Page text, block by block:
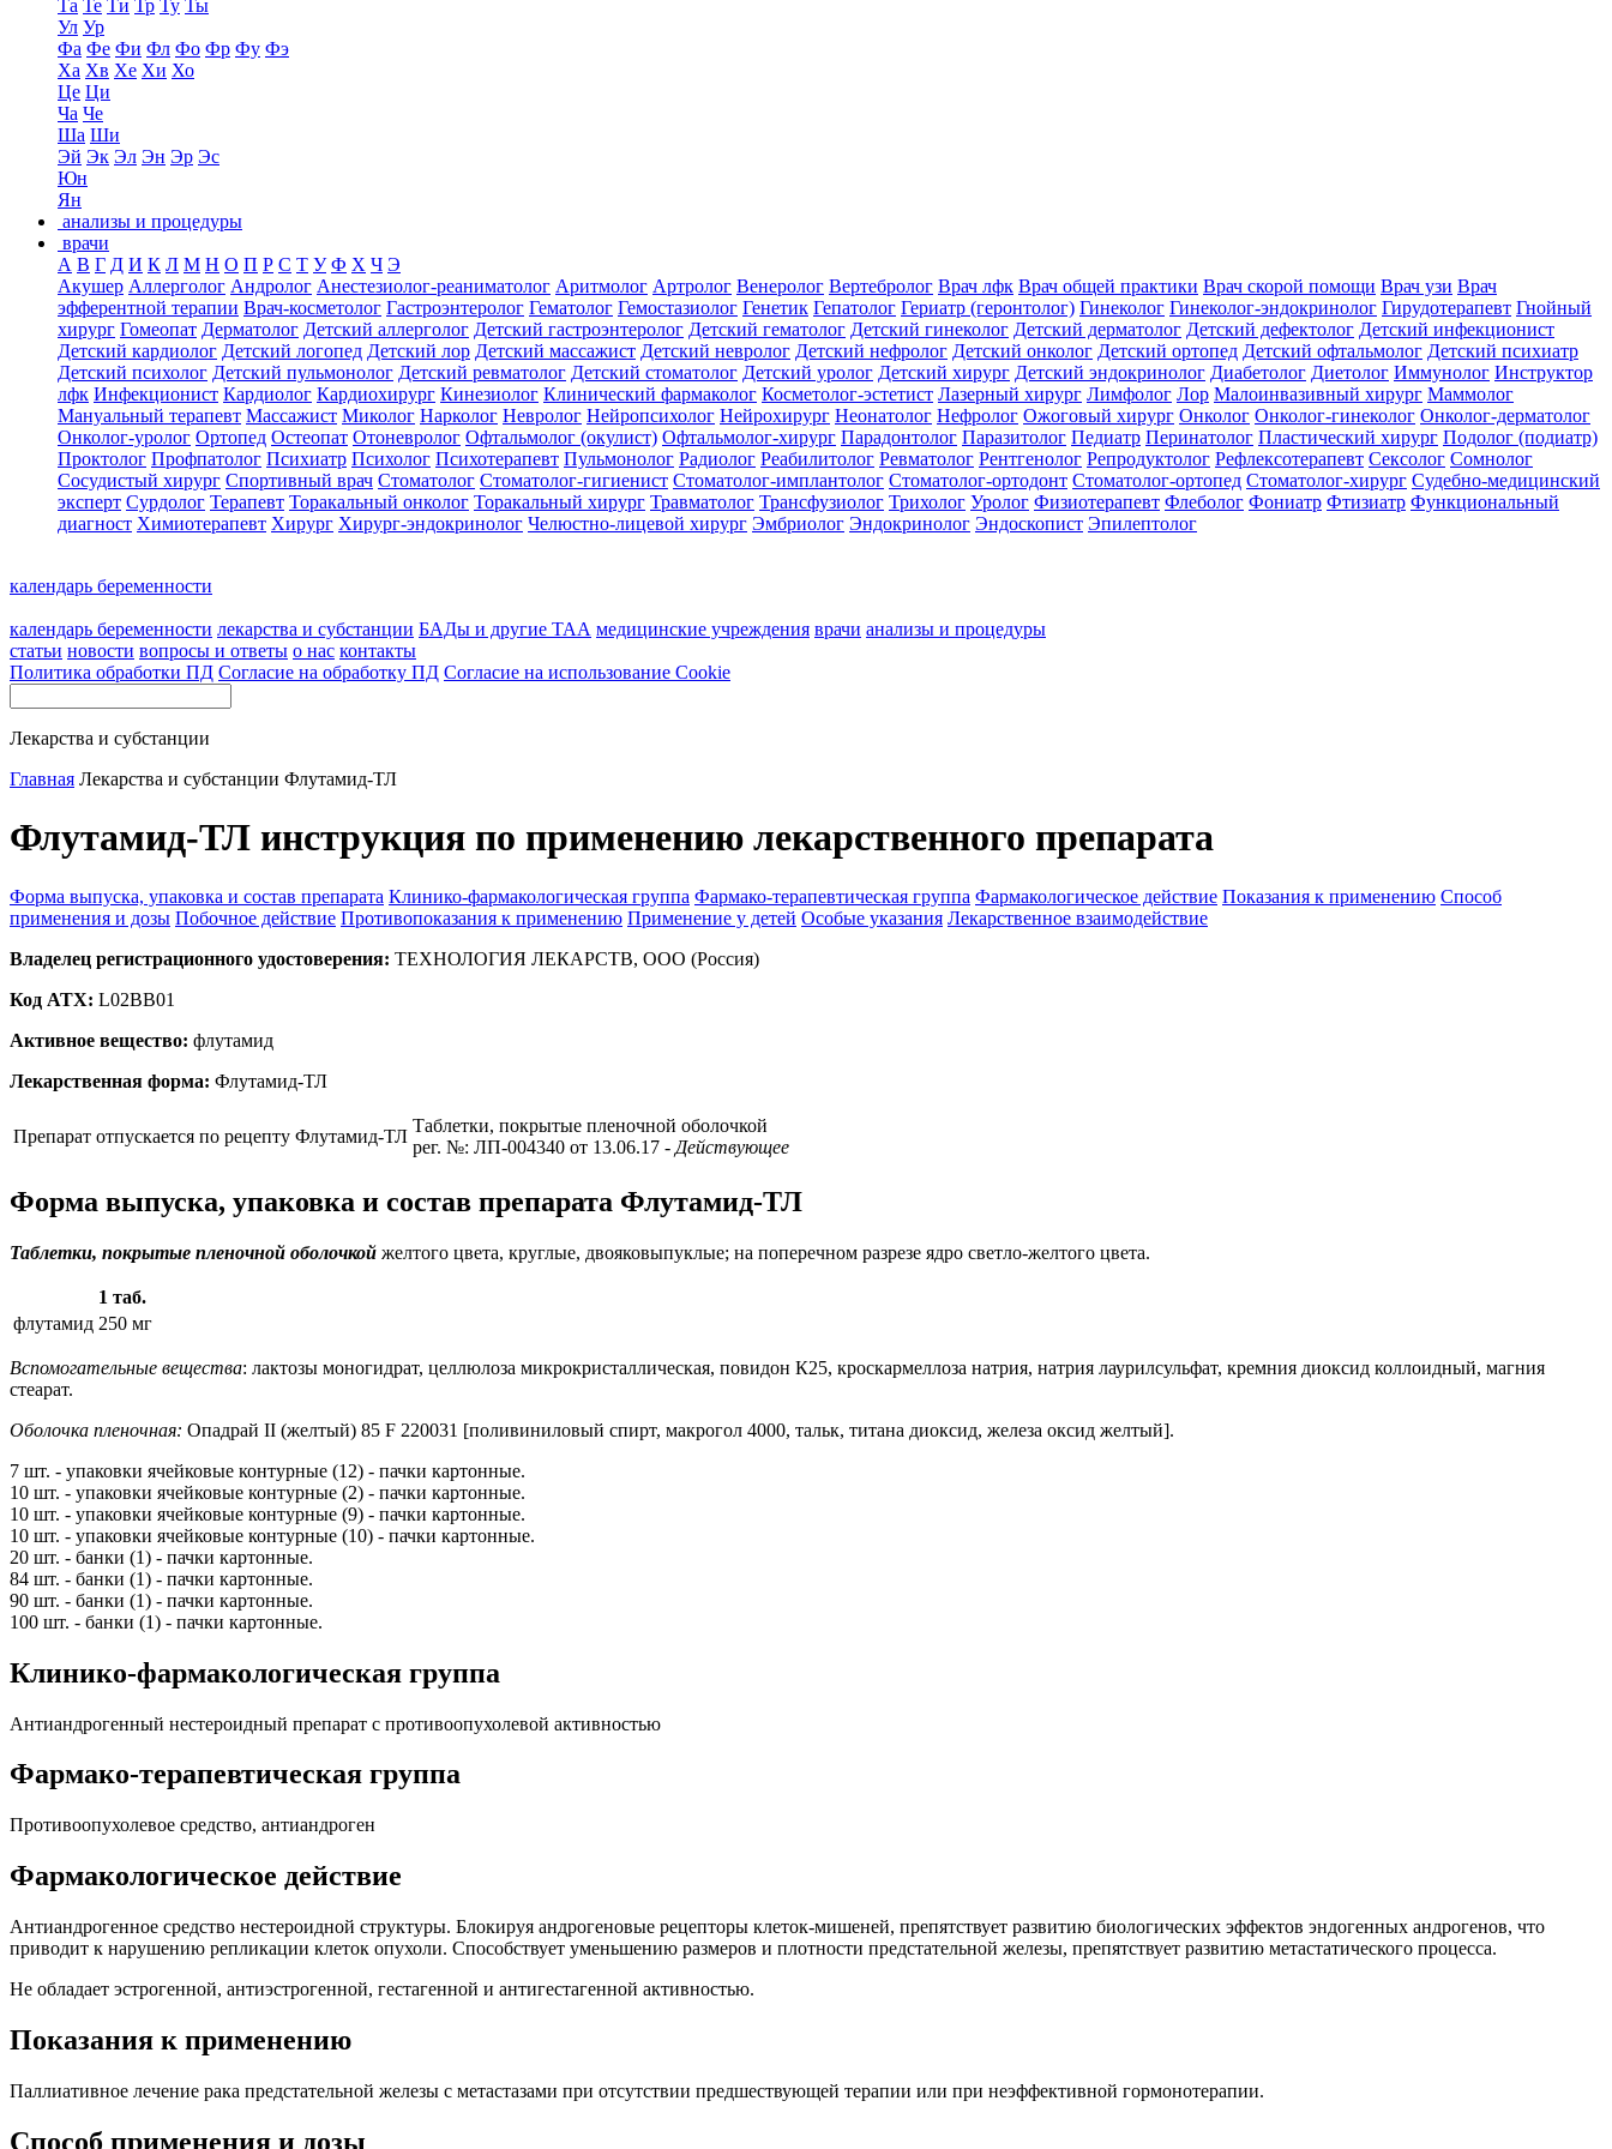
Та Те Ти Тр Ту Ты
Ул Ур
Фа Фе Фи Фл Фо Фр Фу Фэ
Ха Хв Хе Хи Хо
Це Ци
Ча Че
Ша Ши
Эй Эк Эл Эн Эр Эс
Юн
Ян
анализы и процедуры
врачи
А В Г Д И К Л М Н О П Р С Т У Ф Х Ч Э
Акушер Аллерголог Андролог Анестезиолог-реаниматолог Аритмолог Артролог Венеролог Вертебролог Врач лфк Врач общей практики Врач скорой помощи Врач узи Врач
эфферентной терапии Врач-косметолог Гастроэнтеролог Гематолог Гемостазиолог Генетик Гепатолог Гериатр (геронтолог) Гинеколог Гинеколог-эндокринолог Гирудотерапевт Гнойный
хирург Гомеопат Дерматолог Детский аллерголог Детский гастроэнтеролог Детский гематолог Детский гинеколог Детский дерматолог Детский дефектолог Детский инфекционист
Детский кардиолог Детский логопед Детский лор Детский массажист Детский невролог Детский нефролог Детский онколог Детский ортопед Детский офтальмолог Детский психиатр
Детский психолог Детский пульмонолог Детский ревматолог Детский стоматолог Детский уролог Детский хирург Детский эндокринолог Диабетолог Диетолог Иммунолог Инструктор
лфк Инфекционист Кардиолог Кардиохирург Кинезиолог Клинический фармаколог Косметолог-эстетист Лазерный хирург Лимфолог Лор Малоинвазивный хирург Маммолог
Мануальный терапевт Массажист Миколог Нарколог Невролог Нейропсихолог Нейрохирург Неонатолог Нефролог Ожоговый хирург Онколог Онколог-гинеколог Онколог-дерматолог
Онколог-уролог Ортопед Остеопат Отоневролог Офтальмолог (окулист) Офтальмолог-хирург Парадонтолог Паразитолог Педиатр Перинатолог Пластический хирург Подолог (подиатр)
Проктолог Профпатолог Психиатр Психолог Психотерапевт Пульмонолог Радиолог Реабилитолог Ревматолог Рентгенолог Репродуктолог Рефлексотерапевт Сексолог Сомнолог
Сосудистый хирург Спортивный врач Стоматолог Стоматолог-гигиенист Стоматолог-имплантолог Стоматолог-ортодонт Стоматолог-ортопед Стоматолог-хирург Судебно-медицинский
эксперт Сурдолог Терапевт Торакальный онколог Торакальный хирург Травматолог Трансфузиолог Трихолог Уролог Физиотерапевт Флеболог Фониатр Фтизиатр Функциональный
диагност Химиотерапевт Хирург Хирург-эндокринолог Челюстно-лицевой хирург Эмбриолог Эндокринолог Эндоскопист Эпилептолог
календарь беременности
календарь беременности лекарства и субстанции БАДы и другие ТАА медицинские учреждения врачи анализы и процедуры
статьи новости вопросы и ответы о нас контакты
Политика обработки ПД Согласие на обработку ПД Согласие на использование Cookie
Лекарства и субстанции
Главная Лекарства и субстанции Флутамид-ТЛ
Флутамид-ТЛ инструкция по применению лекарственного препарата
Форма выпуска, упаковка и состав препарата Клинико-фармакологическая группа Фармако-терапевтическая группа Фармакологическое действие Показания к применению Способ
применения и дозы Побочное действие Противопоказания к применению Применение у детей Особые указания Лекарственное взаимодействие
Владелец регистрационного удостоверения: ТЕХНОЛОГИЯ ЛЕКАРСТВ, ООО (Россия)
Код ATX: L02BB01
Активное вещество: флутамид
Лекарственная форма: Флутамид-ТЛ
Препарат отпускается по рецепту Флутамид-ТЛ
Таблетки, покрытые пленочной оболочкой
рег. №: ЛП-004340 от 13.06.17 - Действующее
Форма выпуска, упаковка и состав препарата Флутамид-ТЛ
Таблетки, покрытые пленочной оболочкой желтого цвета, круглые, двояковыпуклые; на поперечном разрезе ядро светло-желтого цвета.
1 таб.
флутамид 250 мг
Вспомогательные вещества: лактозы моногидрат, целлюлоза микрокристаллическая, повидон К25, кроскармеллоза натрия, натрия лаурилсульфат, кремния диоксид коллоидный, магния
стеарат.
Оболочка пленочная: Опадрай II (желтый) 85 F 220031 [поливиниловый спирт, макрогол 4000, тальк, титана диоксид, железа оксид желтый].
7 шт. - упаковки ячейковые контурные (12) - пачки картонные.
10 шт. - упаковки ячейковые контурные (2) - пачки картонные.
10 шт. - упаковки ячейковые контурные (9) - пачки картонные.
10 шт. - упаковки ячейковые контурные (10) - пачки картонные.
20 шт. - банки (1) - пачки картонные.
84 шт. - банки (1) - пачки картонные.
90 шт. - банки (1) - пачки картонные.
100 шт. - банки (1) - пачки картонные.
Клинико-фармакологическая группа
Антиандрогенный нестероидный препарат с противоопухолевой активностью
Фармако-терапевтическая группа
Противоопухолевое средство, антиандроген
Фармакологическое действие
Антиандрогенное средство нестероидной структуры. Блокируя андрогеновые рецепторы клеток-мишеней, препятствует развитию биологических эффектов эндогенных андрогенов, что
приводит к нарушению репликации клеток опухоли. Способствует уменьшению размеров и плотности предстательной железы, препятствует развитию метастатического процесса.
Не обладает эстрогенной, антиэстрогенной, гестагенной и антигестагенной активностью.
Показания к применению
Паллиативное лечение рака предстательной железы с метастазами при отсутствии предшествующей терапии или при неэффективной гормонотерапии.
Способ применения и дозы